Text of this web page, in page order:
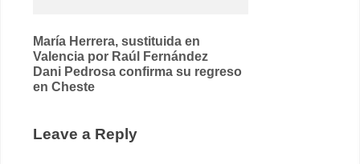
Post
navigation
María Herrera, sustituida en
Valencia por Raúl Fernández
Dani Pedrosa confirma su regreso
en Cheste
Leave a Reply